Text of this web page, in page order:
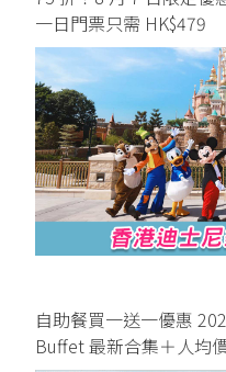
一日門票只需 HK$479
自助餐買一送一優惠
Buffet 最新合集＋人均